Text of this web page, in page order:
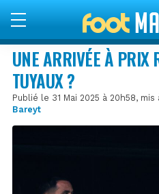
UNE ARRIVÉE À PRIX
TUYAUX ?
Publié le 31 Mai 2025 à 20h58,
Bareyt